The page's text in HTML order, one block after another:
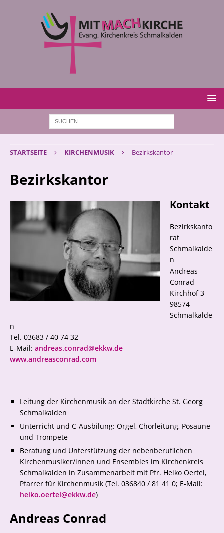
STARTSEITE KIRCHENMUSIK Bezirkskantor
Bezirkskantor
Kontakt
Bezirkskanto
rat
Schmalkalde
n
Andreas
Conrad
Kirchhof 3
98574
Schmalkalde
n
Tel. 03683 / 40 74 32
E-Mail: andreas.conrad@ekkw.de
www.andreasconrad.com
Leitung der Kirchenmusik an der Stadtkirche St. Georg
Schmalkalden
Unterricht und C-Ausbilung: Orgel, Chorleitung, Posaune
und Trompete
Beratung und Unterstützung der nebenberuflichen
Kirchenmusiker/innen und Ensembles im Kirchenkreis
Schmalkalden in Zusammenarbeit mit Pfr. Heiko Oertel,
Pfarrer für Kirchenmusik (Tel. 036840 / 81 41 0; E-Mail:
heiko.oertel@ekkw.de)
Andreas Conrad